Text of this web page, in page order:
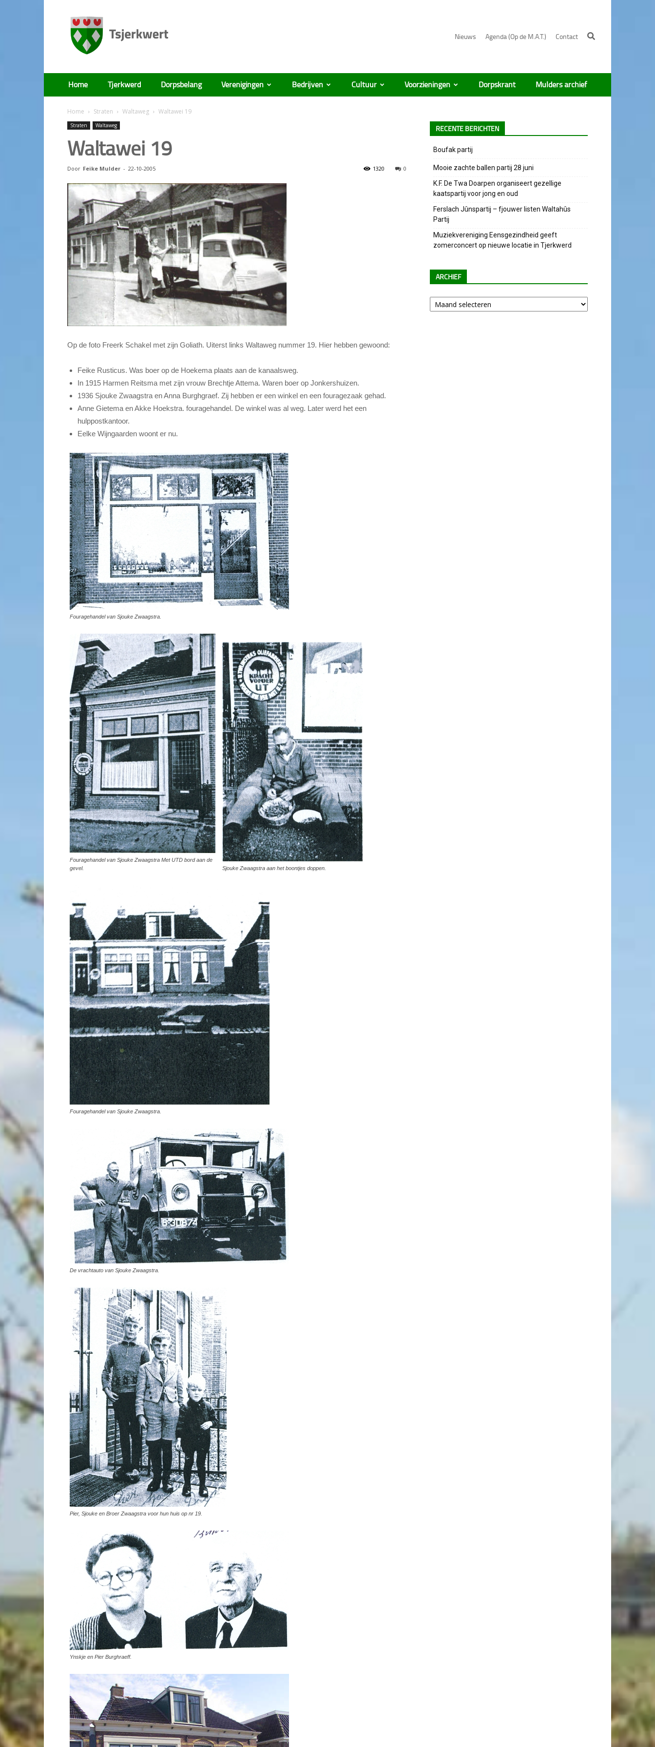
Nieuws Agenda (Op de M.A.T.) Contact
Tsjerkwert
Home Tjerkwerd Dorpsbelang Verenigingen Bedrijven Cultuur Voorzieningen Dorpskrant Mulders archief
Home Straten Waltaweg Waltawei 19
Straten Waltaweg
Waltawei 19
Door Feike Mulder - 22-10-2005 0
1320
Op de foto Freerk Schakel met zijn Goliath. Uiterst links Waltaweg nummer 19. Hier hebben gewoond:
Feike Rusticus. Was boer op de Hoekema plaats aan de kanaalsweg.
In 1915 Harmen Reitsma met zijn vrouw Brechtje Attema. Waren boer op Jonkershuizen.
1936 Sjouke Zwaagstra en Anna Burghgraef. Zij hebben er een winkel en een fouragezaak gehad.
Anne Gietema en Akke Hoekstra. fouragehandel. De winkel was al weg. Later werd het een
hulppostkantoor.
Eelke Wijngaarden woont er nu.
Fouragehandel van Sjouke Zwaagstra.
Fouragehandel van Sjouke Zwaagstra Met UTD bord aan de
gevel.
Sjouke Zwaagstra aan het boontjes doppen.
Fouragehandel van Sjouke Zwaagstra.
De vrachtauto van Sjouke Zwaagstra.
Pier, Sjouke en Broer Zwaagstra voor hun huis op nr 19.
Ynskje en Pier Burghraeff.
RECENTE BERICHTEN
Boufak partij
Mooie zachte ballen partij 28 juni
K.F. De Twa Doarpen organiseert gezellige
kaatspartij voor jong en oud
Ferslach Jûnspartij – fjouwer listen Waltahûs
Partij
Muziekvereniging Eensgezindheid geeft
zomerconcert op nieuwe locatie in Tjerkwerd
ARCHIEF
Archief